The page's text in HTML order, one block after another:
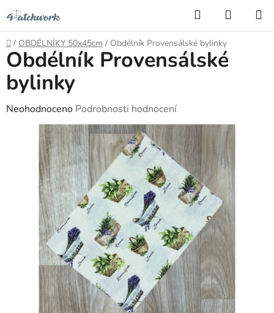
Přejít
na
obsah
Hledat
KOŠÍK
Domů
/ OBDÉLNÍKY 50x45cm / Obdélník Provensálské bylinky
Obdélník Provensálské
bylinky
Průměrné
hodnocení
produktu
hvězdiček.
Neohodnoceno Podrobnosti hodnocení